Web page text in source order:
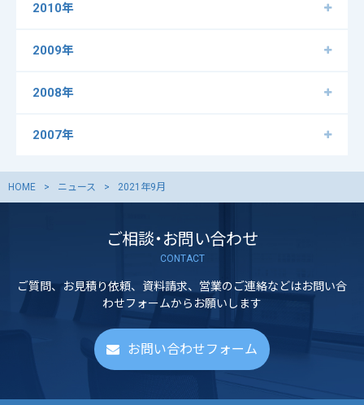
2010年
2009年
2008年
2007年
HOME ニュース 2021年9月
ご相談・お問い合わせ
CONTACT
ご質問、お見積り依頼、資料請求、営業のご連絡などはお問い合
わせフォームからお願いします
お問い合わせフォーム